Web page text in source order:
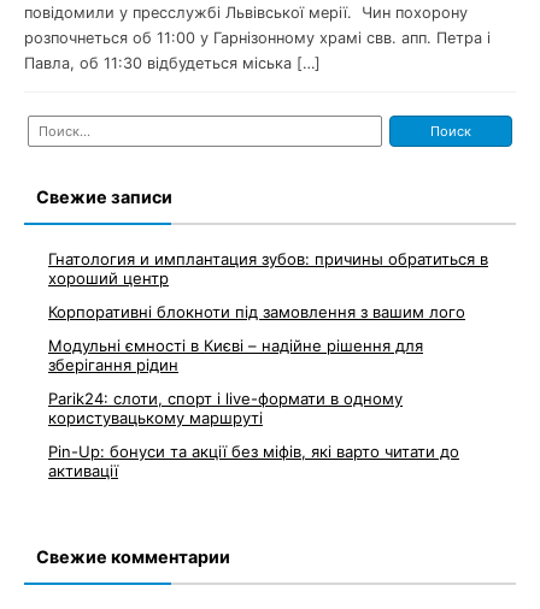
повідомили у пресслужбі Львівської мерії. Чин похорону
розпочнеться об 11:00 у Гарнізонному храмі свв. апп. Петра і
Павла, об 11:30 відбудеться міська […]
Найти:
Свежие записи
Гнатология и имплантация зубов: причины обратиться в
хороший центр
Корпоративні блокноти під замовлення з вашим лого
Модульні ємності в Києві – надійне рішення для
зберігання рідин
Parik24: слоти, спорт і live-формати в одному
користувацькому маршруті
Pin-Up: бонуси та акції без міфів, які варто читати до
активації
Свежие комментарии